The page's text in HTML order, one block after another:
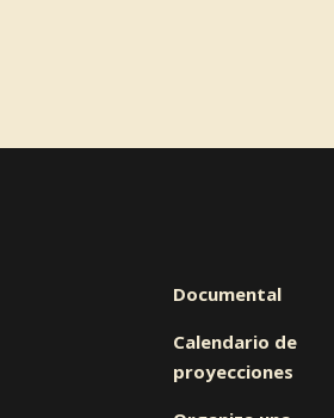
Documental
Calendario de
proyecciones